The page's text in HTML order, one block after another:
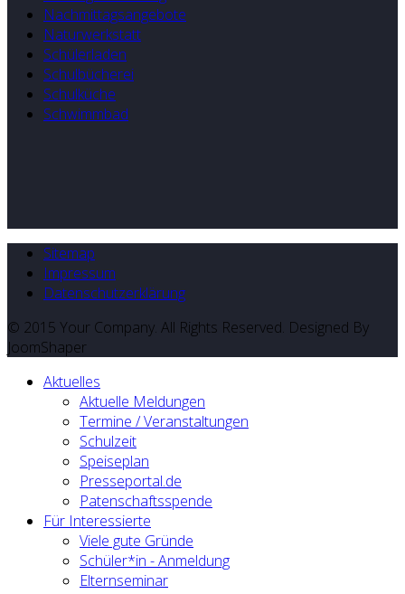
Nachmittagsangebote
Naturwerkstatt
Schülerladen
Schulbücherei
Schulküche
Schwimmbad
Sitemap
Impressum
Datenschutzerklärung
© 2015 Your Company. All Rights Reserved. Designed By
JoomShaper
Aktuelles
Aktuelle Meldungen
Termine / Veranstaltungen
Schulzeit
Speiseplan
Presseportal.de
Patenschaftsspende
Für Interessierte
Viele gute Gründe
Schüler*in - Anmeldung
Elternseminar